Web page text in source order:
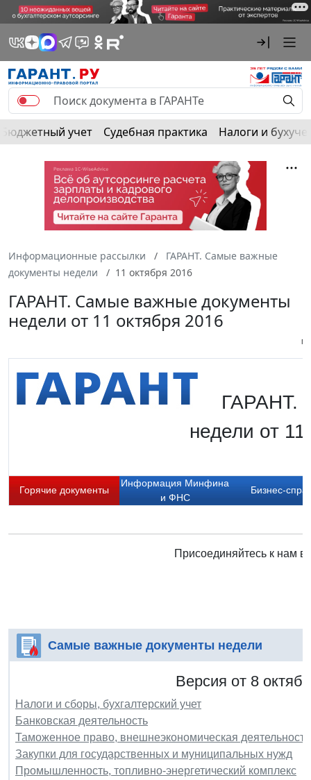
Бюджетный учет Судебная практика Налоги и
Информационные рассылки
ГАРАНТ. Самые важные
документы недели
11 октября 2016
ГАРАНТ. Самые важные документы
недели от 11 октября 2016
ГАРАНТ.
недели от
Горячие документы
Информация Минфина
и ФНС
Бизнес-
Присоединяйтесь к нам в:
Самые важные документы недели
Версия от 8
Налоги и сборы, бухгалтерский учет
Банковская деятельность
Таможенное право, внешнеэкономическая деятельность
Закупки для государственных и муниципальных нужд
Промышленность, топливно-энергетический комплекс